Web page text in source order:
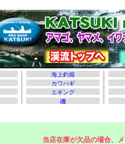
当店在庫が欠品の場合、